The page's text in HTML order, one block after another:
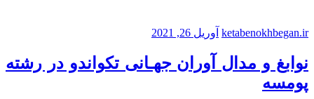
ketabenokhbegan.ir آوریل 26, 2021
نوابغ و مدال آوران جهـانی تکواندو در رشته
پومسه